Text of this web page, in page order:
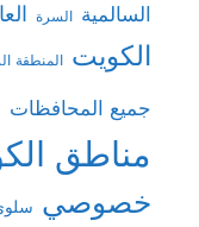
السالمية السرة
الكويت المنطقة
جميع المحافظات
مناطق
خصوصي